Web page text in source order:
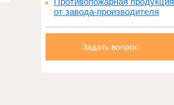
от завода-производителя
Задать вопрос